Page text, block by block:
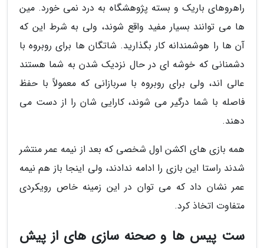
راهروهای باریک و بسته پژوهشگاه به درد نمی خورد. مین
ها می توانند بسیار مفید واقع شوند، ولی به شرط این که
آن ها را هوشمندانه کار بگذارید. شاتگان ها برای روبروه با
دشمنانی که خوشه ای در حال نزدیک شدن به شما هستند
عالی اند، ولی برای روبروه با سربازانی که معمولاً با حفظ
فاصله با شما درگیر می شوند، کارایی شان را از دست می
دهند.
همه بازی های اکشن اول شخصی که بعد از نیمه عمر منتشر
شدند راستا این بازی را ادامه ندادند، ولی اینجا باز هم نیمه
عمر نشان داد که می توان در این زمینه خاص رویکردی
متفاوت اتخاذ کرد.
ست پیس ها و صحنه سازی های از پیش